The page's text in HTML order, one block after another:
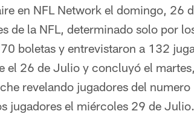
en NFL Network el domingo, 26
de la NFL, determinado solo por
boletas y entrevistaron a 132
el 26 de Julio y concluyó el
revelando jugadores del
jugadores el miércoles 29 de Julio.